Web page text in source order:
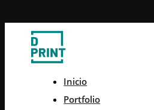
Inicio
Portfolio